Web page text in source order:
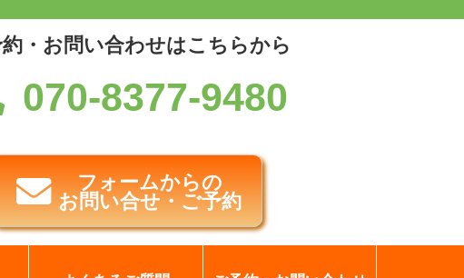
・お問い合わせはこちらから
070-8377-9480
フォームからの
お問い合せ・ご予約